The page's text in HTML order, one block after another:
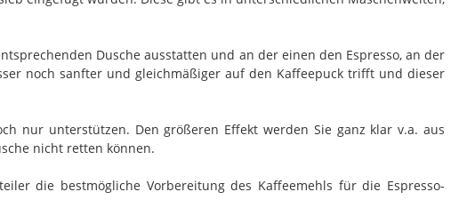
Dusche ausstatten und an der einen den Espresso, an der
noch sanfter und gleichmäßiger auf den Kaffeepuck trifft und dieser
nur unterstützen. Den größeren Effekt werden Sie ganz klar v.a. aus
nicht retten können.
die bestmögliche Vorbereitung des Kaffeemehls für die Espresso-